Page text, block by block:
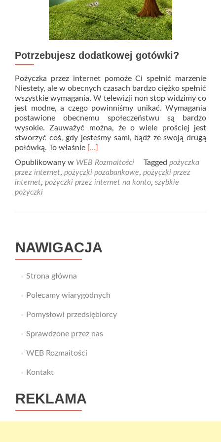
Potrzebujesz dodatkowej gotówki?
Pożyczka przez internet pomoże Ci spełnić marzenie
Niestety, ale w obecnych czasach bardzo ciężko spełnić
wszystkie wymagania. W telewizji non stop widzimy co
jest modne, a czego powinniśmy unikać. Wymagania
postawione obecnemu społeczeństwu są bardzo
wysokie. Zauważyć można, że o wiele prościej jest
stworzyć coś, gdy jesteśmy sami, bądź ze swoją drugą
połówką. To właśnie Read
about
Potrzebujesz
dodatkowej
[…]
Opublikowany w WEB Rozmaitości Tagged pożyczka
przez internet, pożyczki pozabankowe, pożyczki przez
internet, pożyczki przez internet na konto, szybkie
pożyczki
NAWIGACJA
Strona główna
Polecamy wiarygodnych
Pomysłowi przedsiębiorcy
Sprawdzone przez nas
WEB Rozmaitości
Kontakt
REKLAMA